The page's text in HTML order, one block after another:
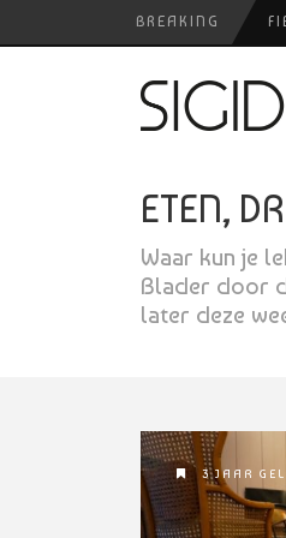
BREAKING
ETEN,
Waar kun je
Blader door
later deze
3 JAAR